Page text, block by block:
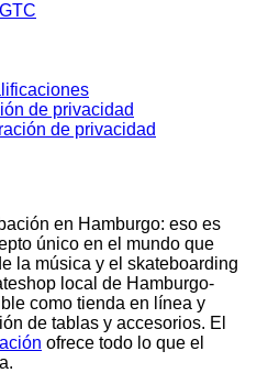
de privacidad
de privacidad
en Hamburgo: eso es
único en el mundo que
la música y el skateboarding
local de Hamburgo-
como tienda en línea y
de tablas y accesorios. El
ofrece todo lo que el